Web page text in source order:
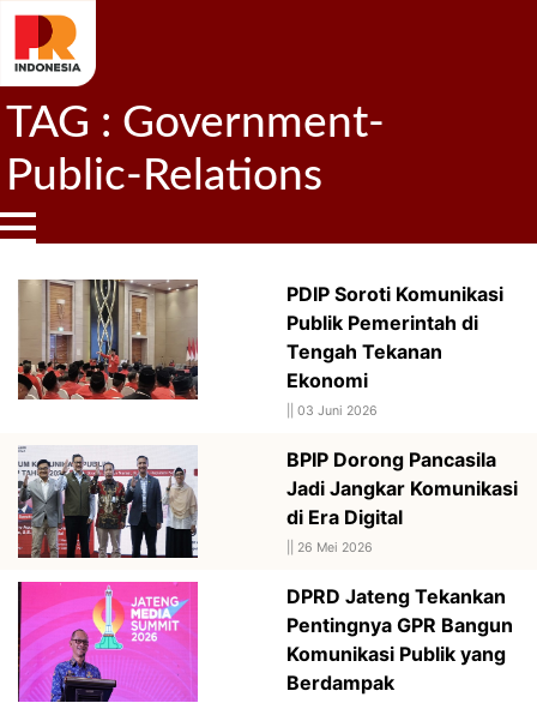
TAG : Government-
Public-Relations
PDIP Soroti Komunikasi
Publik Pemerintah di
Tengah Tekanan
Ekonomi
03 Juni 2026
BPIP Dorong Pancasila
Jadi Jangkar Komunikasi
di Era Digital
26 Mei 2026
DPRD Jateng Tekankan
Pentingnya GPR Bangun
Komunikasi Publik yang
Berdampak